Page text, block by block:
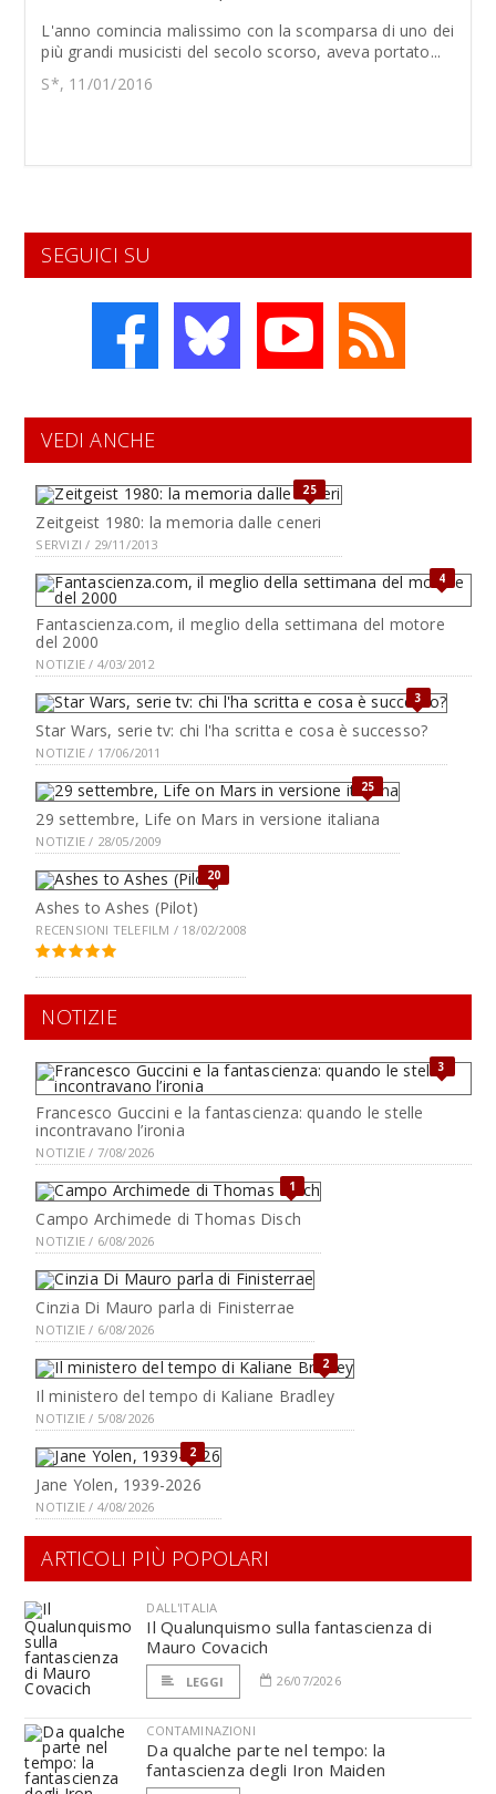
L'anno comincia malissimo con la scomparsa di uno dei
più grandi musicisti del secolo scorso, aveva portato...
S*, 11/01/2016
SEGUICI SU
VEDI ANCHE
25
Zeitgeist 1980: la memoria dalle ceneri
SERVIZI / 29/11/2013
4
Fantascienza.com, il meglio della settimana del motore
del 2000
NOTIZIE / 4/03/2012
3
Star Wars, serie tv: chi l'ha scritta e cosa è successo?
NOTIZIE / 17/06/2011
25
29 settembre, Life on Mars in versione italiana
NOTIZIE / 28/05/2009
20
Ashes to Ashes (Pilot)
RECENSIONI TELEFILM / 18/02/2008
NOTIZIE
3
Francesco Guccini e la fantascienza: quando le stelle
incontravano l’ironia
NOTIZIE / 7/08/2026
1
Campo Archimede di Thomas Disch
NOTIZIE / 6/08/2026
Cinzia Di Mauro parla di Finisterrae
NOTIZIE / 6/08/2026
2
Il ministero del tempo di Kaliane Bradley
NOTIZIE / 5/08/2026
2
Jane Yolen, 1939-2026
NOTIZIE / 4/08/2026
ARTICOLI PIÙ POPOLARI
DALL'ITALIA
Il Qualunquismo sulla fantascienza di
Mauro Covacich
LEGGI 26/07/2026
CONTAMINAZIONI
Da qualche parte nel tempo: la
fantascienza degli Iron Maiden